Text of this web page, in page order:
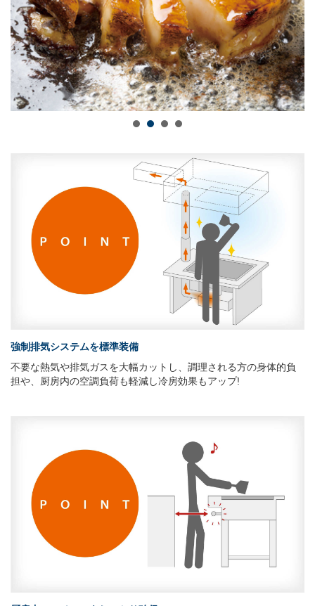
強制排気システムを標準装備
不要な熱気や排気ガスを大幅カットし、調理される方の身体的負
担や、厨房内の空調負荷も軽減し冷房効果もアップ!